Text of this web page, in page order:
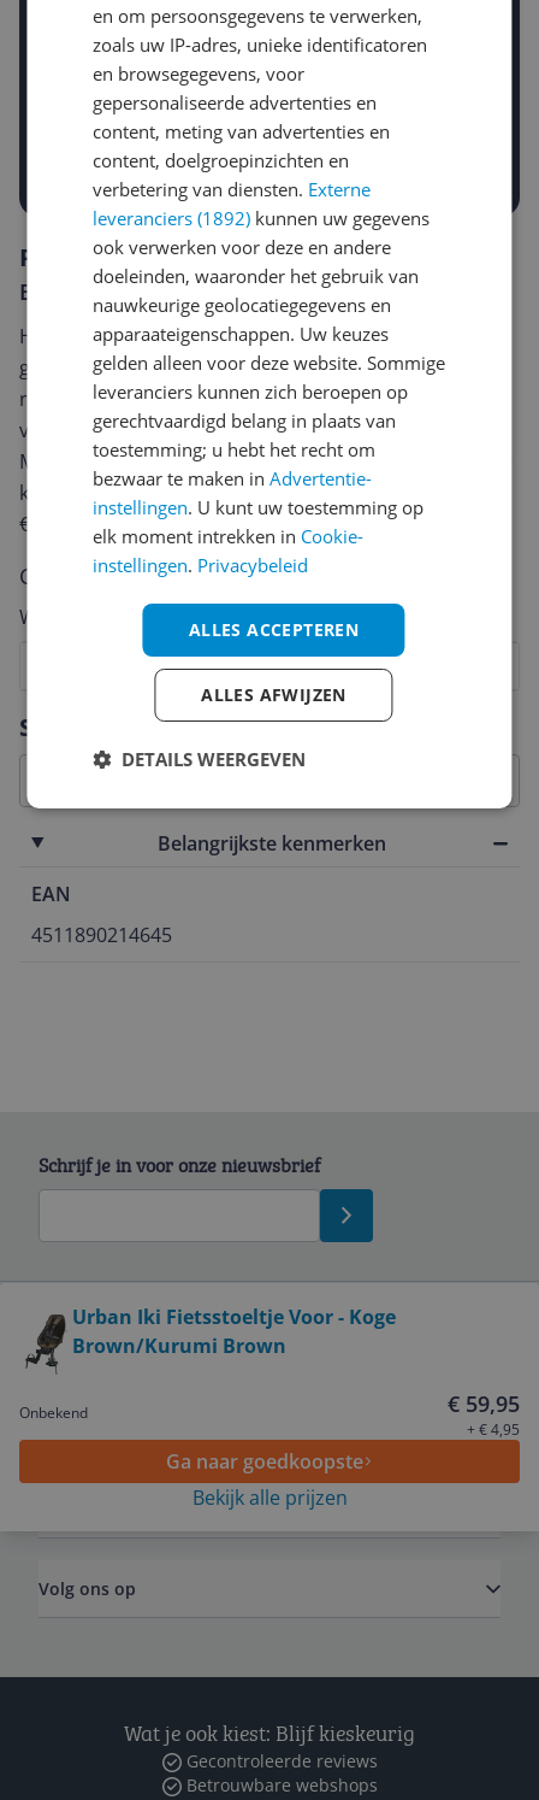
Gewenste daling of bedrag
-5% -10% -15%
€
Prijsalert aanzetten
Specificaties
Belangrijkste kenmerken
EAN
4511890214645
Reviews
Er zijn nog geen reviews geschreven
Heb jij dit product in bezit en wil je graag je mening
geven? Start dan hieronder met het schrijven van je
review. Afhankelijk van de details duurt het schrijven
van een review gemiddeld tussen de 3 en 10 minuten.
Met jouw mening help je andere bezoekers een betere
keuze te maken én maak je iedere maand kans op
€250,-!
Klik hier voor de actievoorwaarden.
Cijfer
Welk cijfer geef jij dit product?
8
7
6
5
4
Vraag 1 van 4
Urban Iki Fietsstoeltje Voor - Koge
Brown/Kurumi Brown
Onbekend € 59,95
+ € 4,95
Ga naar goedkoopste
Bekijk alle prijzen
Schrijf je in voor onze nieuwsbrief
Service
Volg ons op
Wat je ook kiest: Blijf kieskeurig
Gecontroleerde reviews
Betrouwbare webshops
en om persoonsgegevens te verwerken,
zoals uw IP-adres, unieke identificatoren
en browsegegevens, voor
gepersonaliseerde advertenties en
content, meting van advertenties en
content, doelgroepinzichten en
verbetering van diensten. Externe
leveranciers (1892) kunnen uw gegevens
ook verwerken voor deze en andere
doeleinden, waaronder het gebruik van
nauwkeurige geolocatiegegevens en
apparaateigenschappen. Uw keuzes
gelden alleen voor deze website. Sommige
leveranciers kunnen zich beroepen op
gerechtvaardigd belang in plaats van
toestemming; u hebt het recht om
bezwaar te maken inAdvertentie-
instellingen. U kunt uw toestemming op
elk moment intrekken in Cookie-
instellingen. Privacybeleid
ALLES ACCEPTEREN
ALLES AFWIJZEN
DETAILS WEERGEVEN